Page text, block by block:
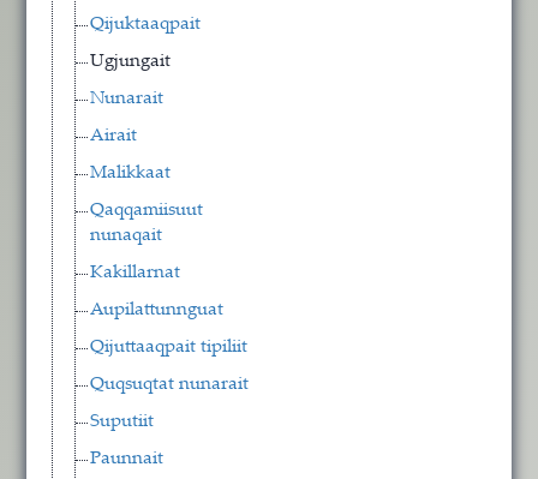
Qijuktaaqpait
Ugjungait
Nunarait
Airait
Malikkaat
Qaqqamiisuut
nunaqait
Kakillarnat
Aupilattunnguat
Qijuttaaqpait tipiliit
Quqsuqtat nunarait
Suputiit
Paunnait